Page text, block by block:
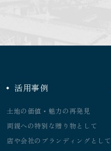
活用事例
土地の価値・魅力の再発見
両親への特別な贈り物として
店や会社のブランディングとして